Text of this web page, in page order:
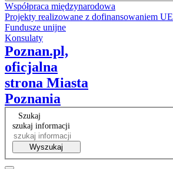
Współpraca międzynarodowa
Projekty realizowane z dofinansowaniem UE
Fundusze unijne
Konsulaty
Poznan.pl,
oficjalna
strona Miasta
Poznania
Szukaj
szukaj informacji
Wyszukaj